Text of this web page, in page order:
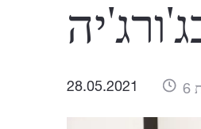
28.05.2021